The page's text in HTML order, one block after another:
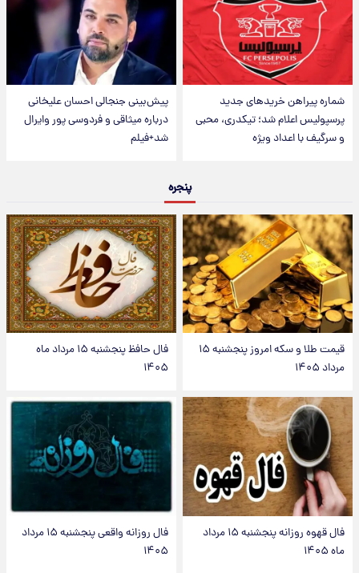
شماره پیراهن خریدهای جدید
پرسپولیس اعلام شد؛ تیکدری، محبی
و سرگیف با اعداد ویژه
پیش‌بینی جنجالی احسان علیخانی
درباره میثاقی و فردوسی پور وایرال
شد+فیلم
پنجره
قیمت طلا و سکه امروز پنجشنبه ۱۵
مرداد ۱۴۰۵
فال حافظ پنجشنبه ۱۵ مرداد ماه
۱۴۰۵
فال قهوه روزانه پنجشنبه ۱۵ مرداد
ماه ۱۴۰۵
فال روزانه واقعی پنجشنبه ۱۵ مرداد
۱۴۰۵